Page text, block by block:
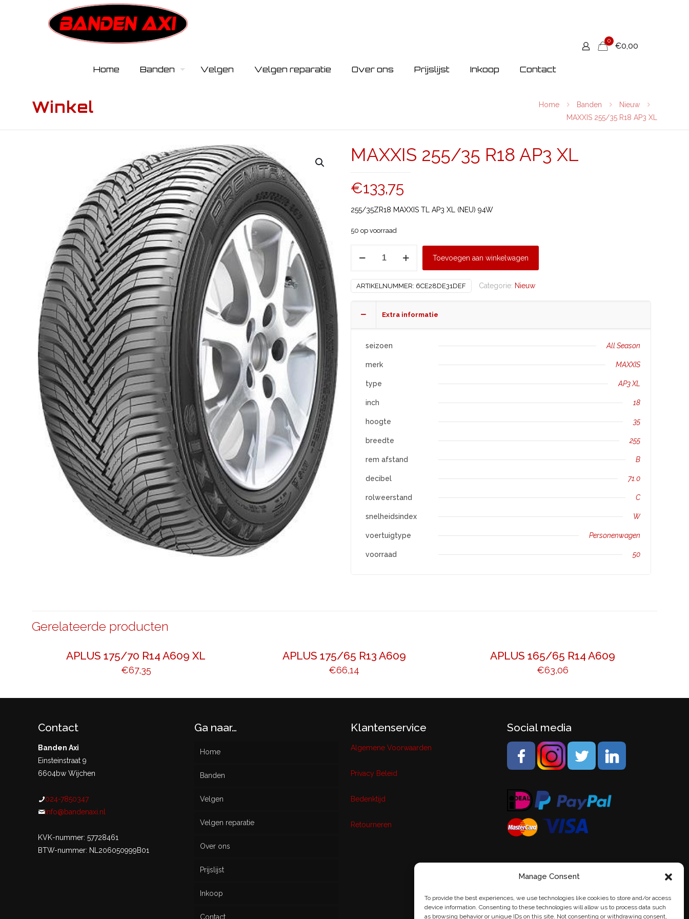
Manage Consent
To provide the best experiences, we use technologies like cookies to store and/or access
device information. Consenting to these technologies will allow us to process data such
as browsing behavior or unique IDs on this site. Not consenting or withdrawing consent,
Home Banden Velgen Velgen reparatie Over ons Prijslijst Inkoop Contact
0
€0,00
Winkel Home Banden
Nieuw
MAXXIS 255/35 R18 AP3 XL
MAXXIS 255/35 R18 AP3 XL
€133,75
255/35ZR18 MAXXIS TL AP3 XL (NEU) 94W
50 op voorraad
AP3
aantal
Toevoegen aan winkelwagen
ARTIKELNUMMER: 6CE28DE31DEF Categorie: Nieuw
Extra informatie
seizoen All Season
merk MAXXIS
type AP3 XL
inch 18
hoogte 35
breedte 255
rem afstand B
decibel 71.0
rolweerstand C
snelheidsindex W
voertuigtype Personenwagen
voorraad 50
Gerelateerde producten
APLUS 175/70 R14 A609 XL
€67,35
APLUS 175/65 R13 A609
€66,14
APLUS 165/65 R14 A609
€63,06
Contact
Banden Axi
Einsteinstraat 9
6604bw Wijchen
024-7850347
info@bandenaxi.nl
KVK-nummer: 57728461
BTW-nummer: NL206050999B01
Ga naar…
Home
Banden
Nieuw
Gebruikt
Velgen
Velgen reparatie
Over ons
Prijslijst
Inkoop
Contact
Klantenservice
Algemene Voorwaarden
Privacy Beleid
Bedenktijd
Retourneren
Social media